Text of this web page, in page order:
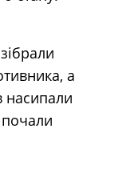
а
насипали